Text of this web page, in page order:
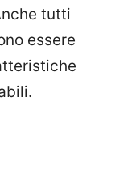
tutti
essere